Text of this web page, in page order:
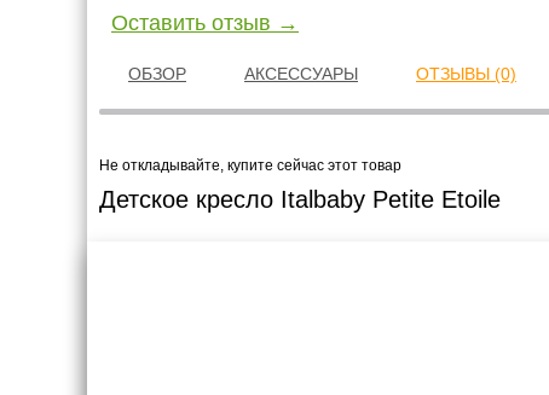
Оставить отзыв →
ОБЗОР АКСЕССУАРЫ ОТЗЫВЫ (0)
Не откладывайте, купите сейчас этот товар
Детское кресло Italbaby Petite Etoile